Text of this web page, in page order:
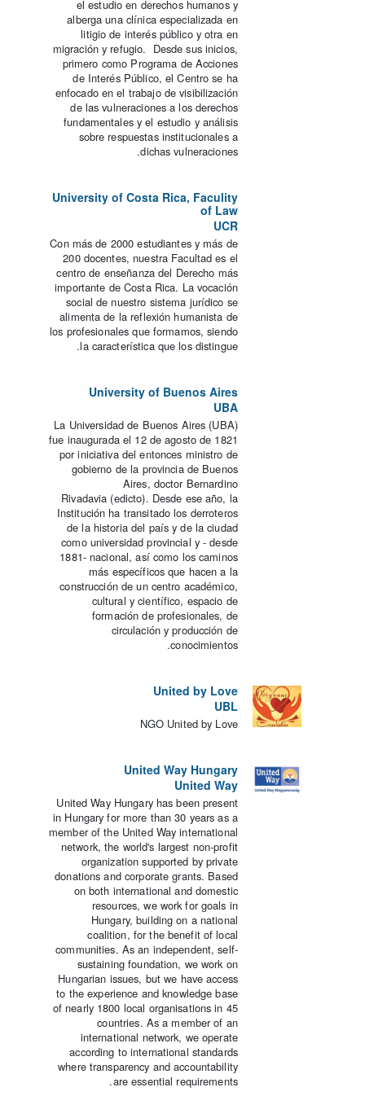
el estudio en derechos humanos y
alberga una clínica especializada en
litigio de interés público y otra en
migración y refugio. Desde sus inicios,
primero como Programa de Acciones
de Interés Público, el Centro se ha
enfocado en el trabajo de visibilización
de las vulneraciones a los derechos
fundamentales y el estudio y análisis
sobre respuestas institucionales a
dichas vulneraciones.
University of Costa Rica, Faculity
of Law
UCR
Con más de 2000 estudiantes y más de
200 docentes, nuestra Facultad es el
centro de enseñanza del Derecho más
importante de Costa Rica. La vocación
social de nuestro sistema jurídico se
alimenta de la reflexión humanista de
los profesionales que formamos, siendo
la característica que los distingue.
University of Buenos Aires
UBA
La Universidad de Buenos Aires (UBA)
fue inaugurada el 12 de agosto de 1821
por iniciativa del entonces ministro de
gobierno de la provincia de Buenos
Aires, doctor Bernardino
Rivadavia (edicto). Desde ese año, la
Institución ha transitado los derroteros
de la historia del país y de la ciudad
como universidad provincial y - desde
1881- nacional, así como los caminos
más específicos que hacen a la
construcción de un centro académico,
cultural y científico, espacio de
formación de profesionales, de
circulación y producción de
conocimientos.
United by Love
UBL
NGO United by Love
United Way Hungary
United Way
United Way Hungary has been present
in Hungary for more than 30 years as a
member of the United Way international
network, the world's largest non-profit
organization supported by private
donations and corporate grants. Based
on both international and domestic
resources, we work for goals in
Hungary, building on a national
coalition, for the benefit of local
communities. As an independent, self-
sustaining foundation, we work on
Hungarian issues, but we have access
to the experience and knowledge base
of nearly 1800 local organisations in 45
countries. As a member of an
international network, we operate
according to international standards
where transparency and accountability
are essential requirements.